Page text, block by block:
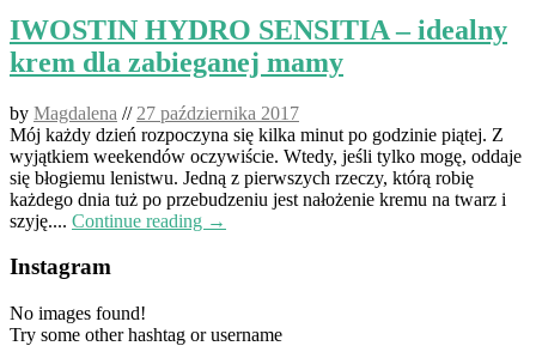
IWOSTIN HYDRO SENSITIA – idealny
krem dla zabieganej mamy
by Magdalena // 27 października 2017
Mój każdy dzień rozpoczyna się kilka minut po godzinie piątej. Z
wyjątkiem weekendów oczywiście. Wtedy, jeśli tylko mogę, oddaje
się błogiemu lenistwu. Jedną z pierwszych rzeczy, którą robię
każdego dnia tuż po przebudzeniu jest nałożenie kremu na twarz i
szyję.... Continue reading →
Instagram
No images found!
Try some other hashtag or username